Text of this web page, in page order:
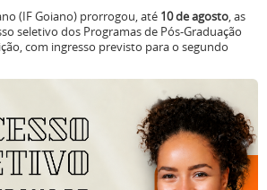
(IF Goiano) prorrogou, até 10 de agosto, as
seletivo dos Programas de Pós-Graduação
com ingresso previsto para o segundo